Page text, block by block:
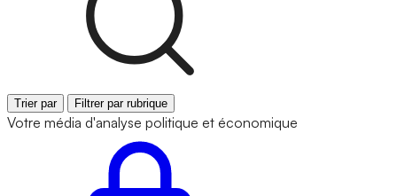
Trier par Filtrer par rubrique
Votre média d'analyse politique et économique